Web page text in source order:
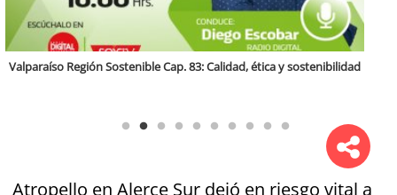
Atropello en Alerce Sur dejó en riesgo vital a